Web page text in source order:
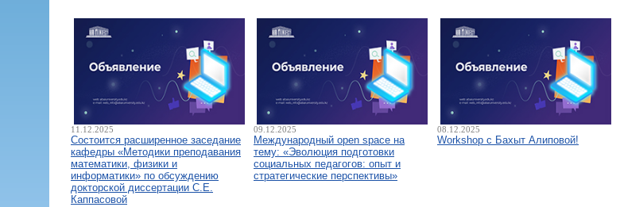
11.12.2025
Состоится расширенное заседание
кафедры «Методики преподавания
математики, физики и
информатики» по обсуждению
докторской диссертации С.Е.
Каппасовой
09.12.2025
Международный open space на
тему: «Эволюция подготовки
социальных педагогов: опыт и
стратегические перспективы»
08.12.2025
Workshop с Бахыт Алиповой!